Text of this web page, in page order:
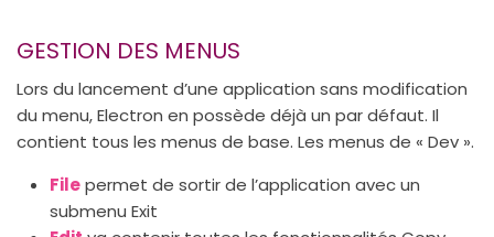
GESTION DES MENUS
Lors du lancement d’une application sans modification
du menu, Electron en possède déjà un par défaut. Il
contient tous les menus de base. Les menus de « Dev ».
Filepermet de sortir de l’application avec un
submenu Exit